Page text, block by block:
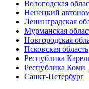
Вологодская
Ненецкий
Ленинградская
Мурманская
Новгородская
Псковская область
Республика
Республика Коми
Санкт-Петербург